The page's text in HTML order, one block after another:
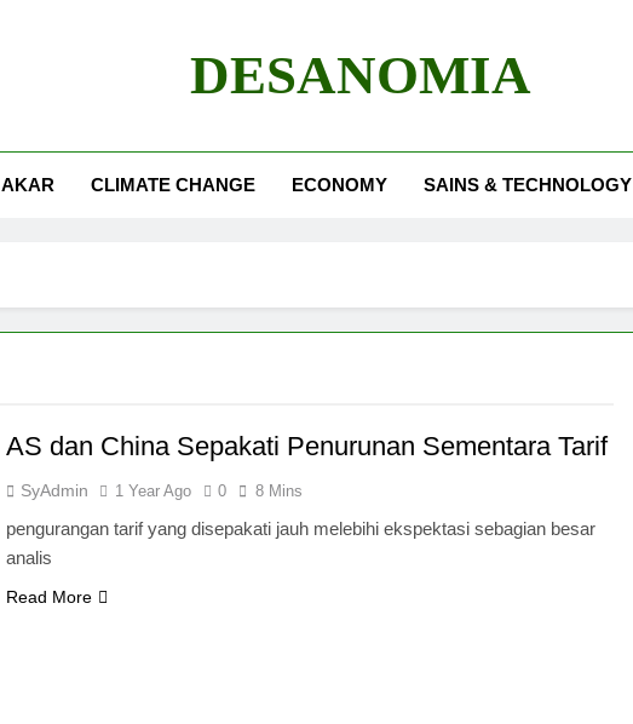
DESANOMIA
AKAR CLIMATE CHANGE ECONOMY SAINS & TECHNOLOGY
AS dan China Sepakati Penurunan Sementara Tarif
SyAdmin 1 Year Ago 0 8 Mins
pengurangan tarif yang disepakati jauh melebihi ekspektasi sebagian besar
analis
Read More